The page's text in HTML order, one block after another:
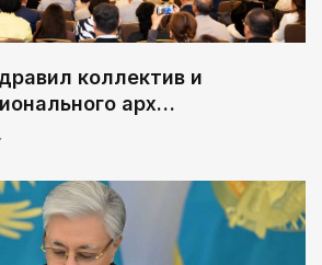
коллектив и
арх…